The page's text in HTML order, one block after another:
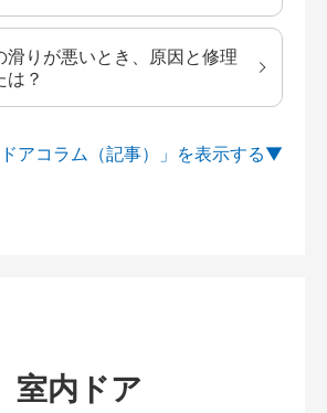
滑りが悪いとき、原因と修理
は？
アコラム（記事）」を
室内ドア